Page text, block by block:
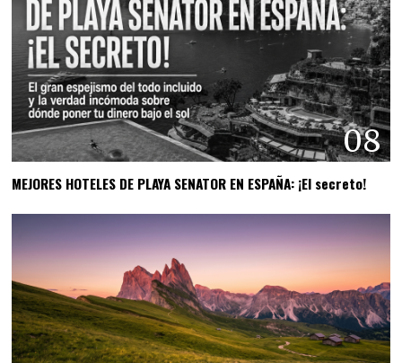
08
MEJORES HOTELES DE PLAYA SENATOR EN ESPAÑA: ¡El secreto!